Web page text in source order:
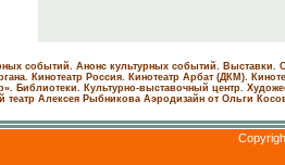
событий. Анонс культурных событий. Выставки.
Кинотеатр Россия. Кинотеатр Арбат (ДКМ).
Библиотеки. Культурно-выставочный центр.
Алексея Рыбникова Аэродизайн от Ольги